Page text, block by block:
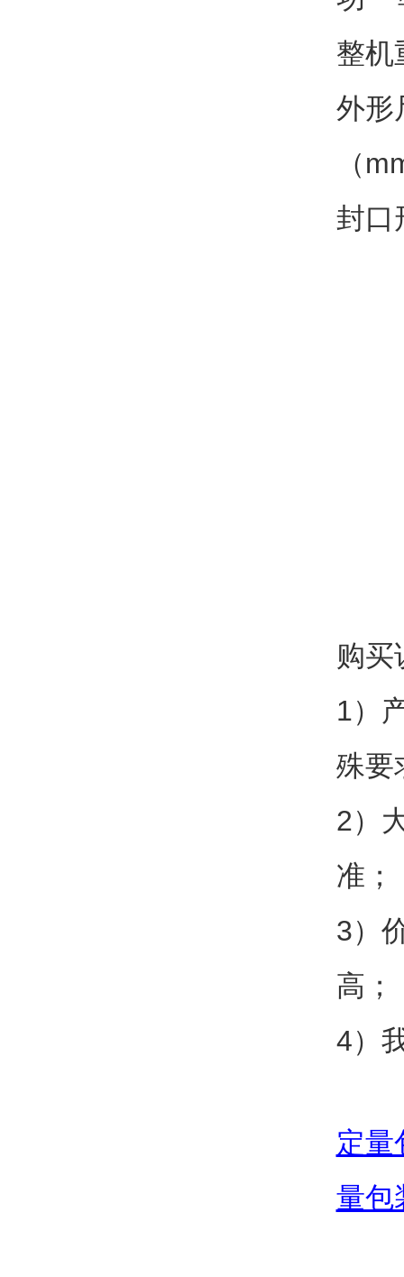
整机
外形
（
封口
购买
1）
殊要
2）
准；
3）
高；
4）
定量
量包